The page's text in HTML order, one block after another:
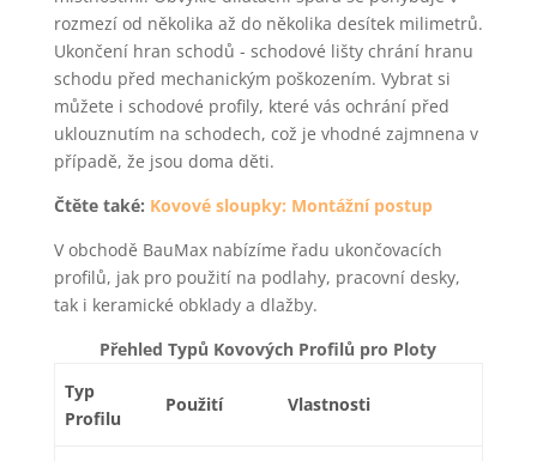
rozmezí od několika až do několika desítek milimetrů.
Ukončení hran schodů - schodové lišty chrání hranu
schodu před mechanickým poškozením. Vybrat si
můžete i schodové profily, které vás ochrání před
uklouznutím na schodech, což je vhodné zajmnena v
případě, že jsou doma děti.
Čtěte také: Kovové sloupky: Montážní postup
V obchodě BauMax nabízíme řadu ukončovacích
profilů, jak pro použití na podlahy, pracovní desky,
tak i keramické obklady a dlažby.
Přehled Typů Kovových Profilů pro Ploty
Typ
Profilu
Použití Vlastnosti